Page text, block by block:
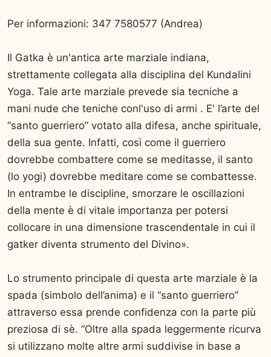
Per informazioni: 347 7580577 (Andrea)
Il Gatka è un'antica arte marziale indiana,
strettamente collegata alla disciplina del Kundalini
Yoga. Tale arte marziale prevede sia tecniche a
mani nude che teniche conl'uso di armi . E' l’arte del
“santo guerriero” votato alla difesa, anche spirituale,
della sua gente. Infatti, così come il guerriero
dovrebbe combattere come se meditasse, il santo
(lo yogi) dovrebbe meditare come se combattesse.
In entrambe le discipline, smorzare le oscillazioni
della mente è di vitale importanza per potersi
collocare in una dimensione trascendentale in cui il
gatker diventa strumento del Divino».
Lo strumento principale di questa arte marziale è la
spada (simbolo dell’anima) e il “santo guerriero”
attraverso essa prende confidenza con la parte più
preziosa di sè. “Oltre alla spada leggermente ricurva
si utilizzano molte altre armi suddivise in base a